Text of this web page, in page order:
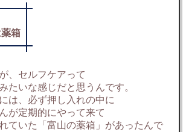
箱
、セルフケアって
たいな感じだと思うんです。
は、必ず押し入れの中に
が定期的にやって来て
ていた「富山の薬箱」があったんで